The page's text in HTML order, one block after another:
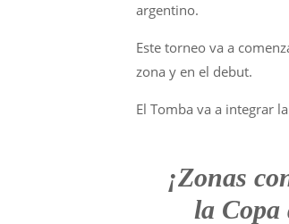
argentino.
Este torneo va a
zona y en el debut.
El Tomba va a integrar
¡Zonas
la Copa